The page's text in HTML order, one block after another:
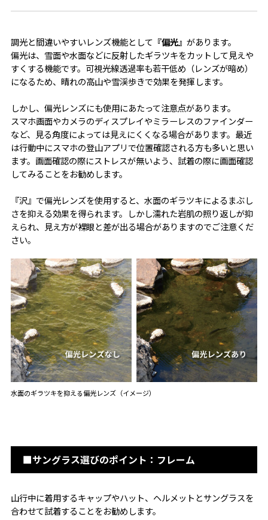
水面のギラツキを抑える偏光レンズ（イメージ）
調光と間違いやすいレンズ機能として 『偏光』 があります。
偏光は、雪面や水面などに反射したギラツキをカットして見えや
すくする機能です。可視光線透過率も若干低め（レンズが暗め）
になるため、晴れの高山や雪渓歩きで効果を発揮します。
しかし、偏光レンズにも使用にあたって注意点があります。
スマホ画面やカメラのディスプレイやミラーレスのファインダー
など、見る角度によっては見えにくくなる場合があります。最近
は行動中にスマホの登山アプリで位置確認される方も多いと思い
ます。画面確認の際にストレスが無いよう、試着の際に画面確認
してみることをお勧めします。
『沢』で偏光レンズを使用すると、水面のギラツキによるまぶし
さを抑える効果を得られます。しかし濡れた岩肌の照り返しが抑
えられ、見え方が裸眼と差が出る場合がありますのでご注意くだ
さい。
■サングラス選びのポイント：フレーム
山行中に着用するキャップやハット、ヘルメットとサングラスを
合わせて試着することをお勧めします。